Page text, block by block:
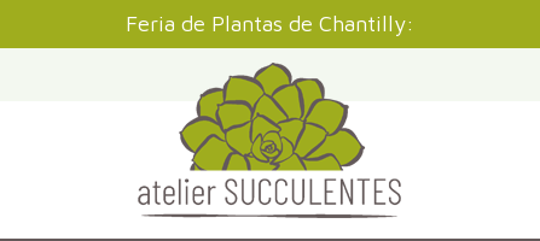
Feria de Plantas de Chantilly: